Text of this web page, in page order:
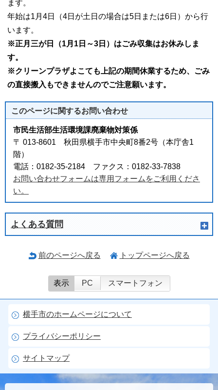
ます。
年始は1月4日（4日が土日の場合は5日または6日）から行
います。
※正月三が日（1月1日～3日）はごみ収集はお休みしま
す。
※クリーンプラザよこても上記の期間休業するため、ごみ
の直接搬入もできませんのでご注意願います。
このページに関するお問い合わせ
市民生活部生活環境課廃棄物対策係
〒 013-8601 秋田県横手市中央町8番2号（本庁舎1
階）
電話：0182-35-2184 ファクス：0182-33-7838
お問い合わせフォームは専用フォームをご利用くださ
い。
よくある質問
前のページへ戻る トップページへ戻る
表示 PC スマートフォン
横手市のホームページについて
プライバシーポリシー
サイトマップ